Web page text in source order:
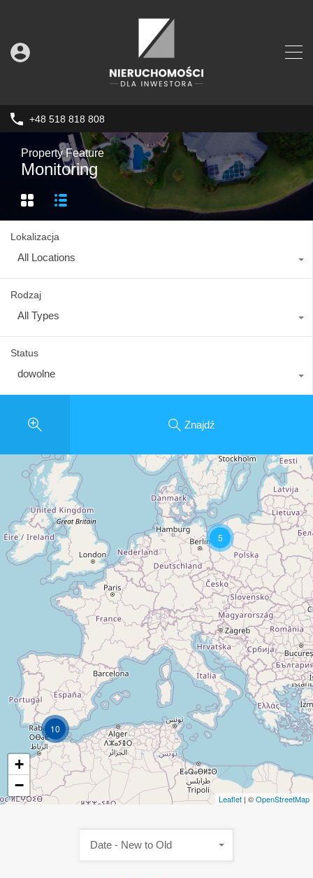
+48 518 818 808
Property Feature
Monitoring
Lokalizacja
All Locations
Rodzaj
All Types
Status
dowolne
Znajdź
5
10
+
−
Leaflet | ©OpenStreetMap
Date - New to Old